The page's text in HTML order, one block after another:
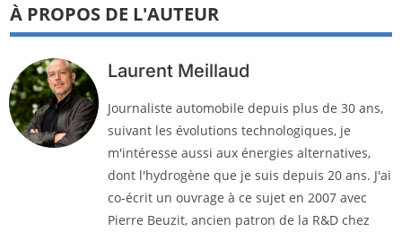
À PROPOS DE L'AUTEUR
Laurent Meillaud
Journaliste automobile depuis plus de 30 ans,
suivant les évolutions technologiques, je
m'intéresse aussi aux énergies alternatives,
dont l'hydrogène que je suis depuis 20 ans. J'ai
co-écrit un ouvrage à ce sujet en 2007 avec
Pierre Beuzit, ancien patron de la R&D chez